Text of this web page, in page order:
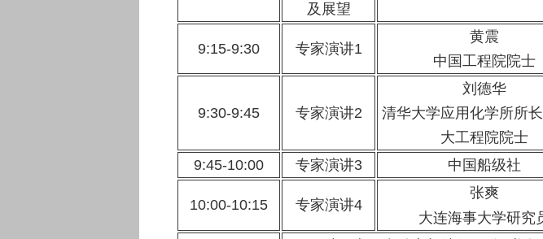
及展望
9:15-9:30 专家演讲1
黄震
中国工程院院士
9:30-9:45 专家演讲2
刘德华
清华大学应用化学所所
大工程院院士
9:45-10:00
专家演讲3 中国船级社
10:00-10:15 专家演讲4
张爽
大连海事大学研究